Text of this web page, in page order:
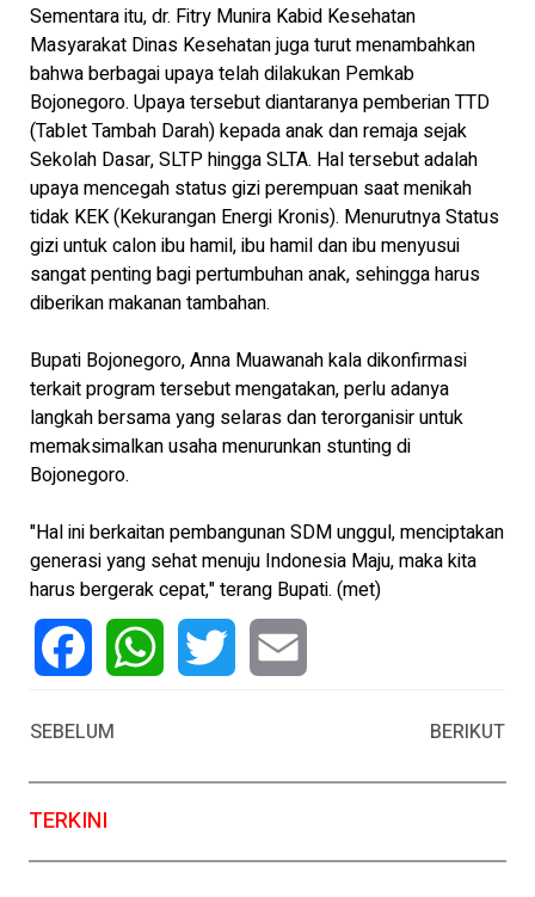
Sementara itu, dr. Fitry Munira Kabid Kesehatan
Masyarakat Dinas Kesehatan juga turut menambahkan
bahwa berbagai upaya telah dilakukan Pemkab
Bojonegoro. Upaya tersebut diantaranya pemberian TTD
(Tablet Tambah Darah) kepada anak dan remaja sejak
Sekolah Dasar, SLTP hingga SLTA. Hal tersebut adalah
upaya mencegah status gizi perempuan saat menikah
tidak KEK (Kekurangan Energi Kronis). Menurutnya Status
gizi untuk calon ibu hamil, ibu hamil dan ibu menyusui
sangat penting bagi pertumbuhan anak, sehingga harus
diberikan makanan tambahan.
Bupati Bojonegoro, Anna Muawanah kala dikonfirmasi
terkait program tersebut mengatakan, perlu adanya
langkah bersama yang selaras dan terorganisir untuk
memaksimalkan usaha menurunkan stunting di
Bojonegoro.
"Hal ini berkaitan pembangunan SDM unggul, menciptakan
generasi yang sehat menuju Indonesia Maju, maka kita
harus bergerak cepat," terang Bupati. (met)
SEBELUM
BERIKUT
TERKINI